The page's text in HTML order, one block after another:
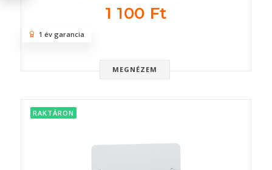
1 100 Ft
MEGNÉZEM
1 év garancia
RAKTÁRON